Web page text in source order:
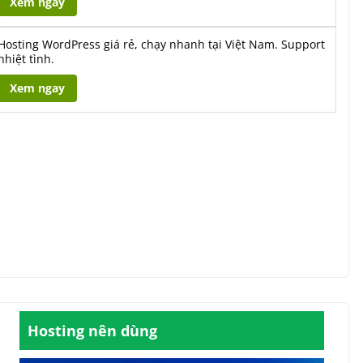
WordPress giá rẻ, chạy nhanh tại Việt Nam. Support
tình.
Xem ngay
Hosting nên dùng